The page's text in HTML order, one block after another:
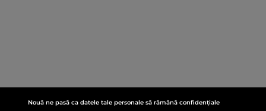
Nouă ne pasă ca datele tale personale să rămână confidențiale